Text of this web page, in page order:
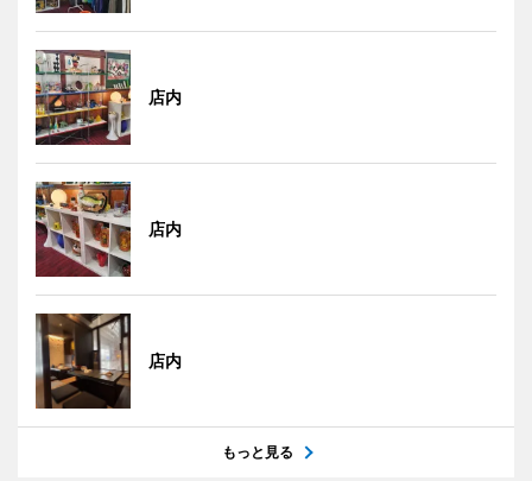
店内
店内
店内
もっと見る